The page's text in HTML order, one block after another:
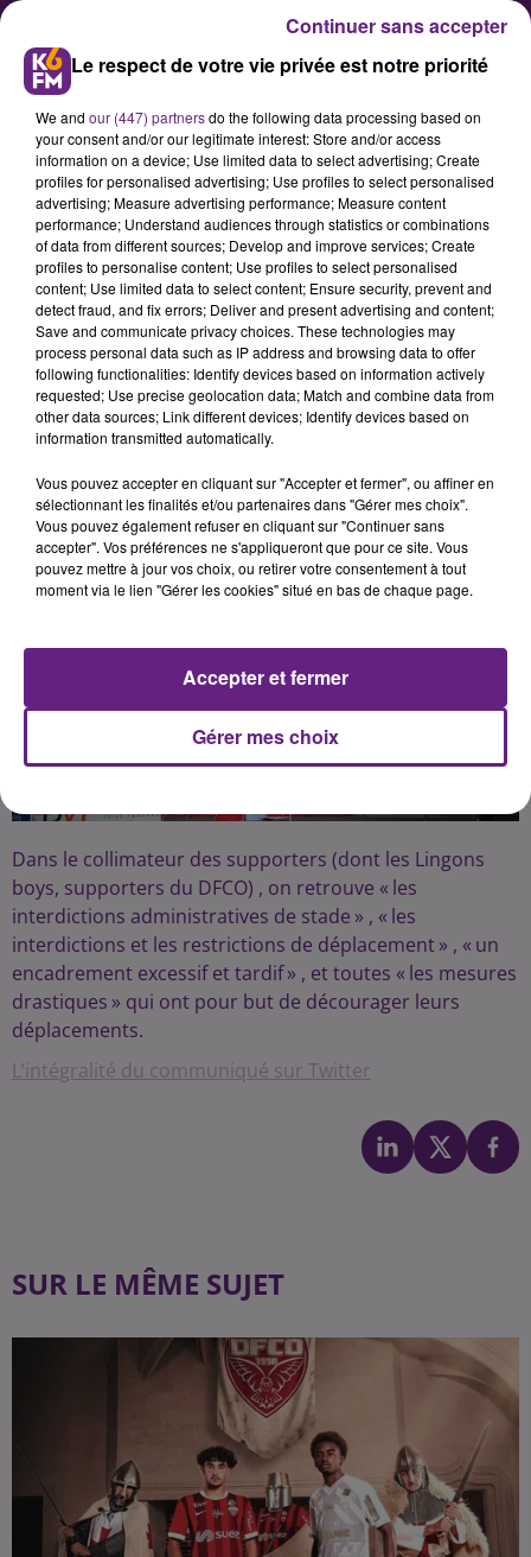
Football : Ca risque de chauffer
dans les tribunes de France ce
week-end.
33 associations de supporters ont
signé un communiqué ce lundi
contre « la répression
disent victimes.
Publié : 20 novembre 2017 à 15h21 par Franck PELLOUX
Dans le collimateur des supporters (dont les Lingons
boys, supporters du DFCO) , on retrouve « les
interdictions administratives de stade » , « les
interdictions et les restrictions de déplacement » , « un
encadrement excessif et tardif » , et toutes « les mesures
drastiques » qui ont pour but de décourager leurs
déplacements.
L’intégralité du communiqué sur Twitter
SUR LE MÊME SUJET
Le respect de votre vie privée est notre priorité
We and our (447) partnersdo the following data processing based on
your consent and/or our legitimate interest: Store and/or access
information on a device; Use limited data to select advertising; Create
profiles for personalised advertising; Use profiles to select personalised
advertising; Measure advertising performance; Measure content
performance; Understand audiences through statistics or combinations
of data from different sources; Develop and improve services; Create
profiles to personalise content; Use profiles to select personalised
content; Use limited data to select content; Ensure security, prevent and
detect fraud, and fix errors; Deliver and present advertising and content;
Save and communicate privacy choices. These technologies may
process personal data such as IP address and browsing data to offer
following functionalities: Identify devices based on information actively
requested; Use precise geolocation data; Match and combine data from
other data sources; Link different devices; Identify devices based on
information transmitted automatically.
Vous pouvez accepter en cliquant sur "Accepter et fermer", ou affiner en
sélectionnant les finalités et/ou partenaires dans "Gérer mes choix".
Vous pouvez également refuser en cliquant sur "Continuer sans
accepter". Vos préférences ne s'appliqueront que pour ce site. Vous
pouvez mettre à jour vos choix, ou retirer votre consentement à tout
moment via le lien "Gérer les cookies" situé en bas de chaque page.
Gérer mes choix
Accepter et fermer
Continuer sans accepter